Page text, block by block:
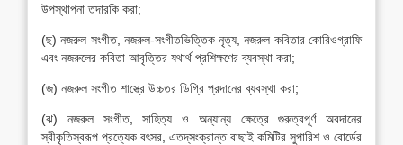
উপস্থাপনা তদারকি করা;
(ছ) নজরুল সংগীত, নজরুল-সংগীতভিত্তিক নৃত্য, নজরুল কবিতার কোরিওগ্রাফি
এবং নজরুলের কবিতা আবৃত্তির যথার্থ প্রশিক্ষণের ব্যবস্থা করা;
(জ) নজরুল সংগীত শাস্ত্রে উচ্চতর ডিগ্রি প্রদানের ব্যবস্থা করা;
(ঝ) নজরুল সংগীত, সাহিত্য ও অন্যান্য ক্ষেত্রে গুরুত্বপূর্ণ অবদানের
স্বীকৃতিস্বরূপ প্রত্যেক বৎসর, এতদ্‌সংক্রান্ত বাছাই কমিটির সুপারিশ ও বোর্ডের